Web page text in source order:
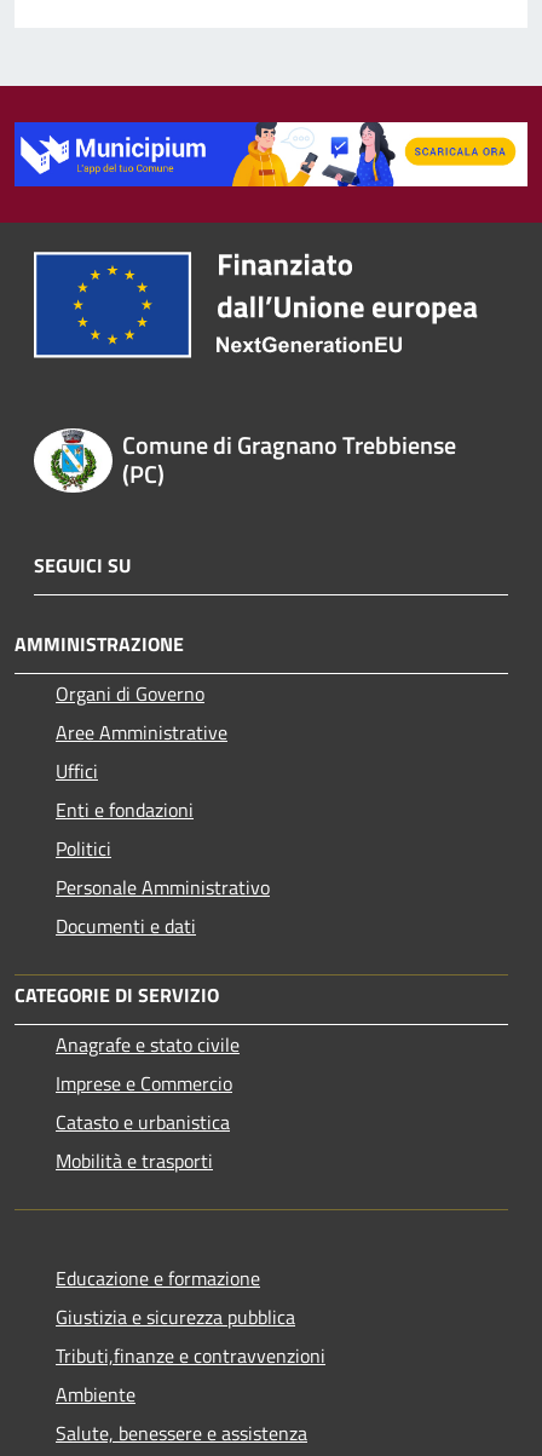
Comune di Gragnano Trebbiense
(PC)
SEGUICI SU
AMMINISTRAZIONE
Organi di Governo
Aree Amministrative
Uffici
Enti e fondazioni
Politici
Personale Amministrativo
Documenti e dati
CATEGORIE DI SERVIZIO
Anagrafe e stato civile
Imprese e Commercio
Catasto e urbanistica
Mobilità e trasporti
Educazione e formazione
Giustizia e sicurezza pubblica
Tributi,finanze e contravvenzioni
Ambiente
Salute, benessere e assistenza